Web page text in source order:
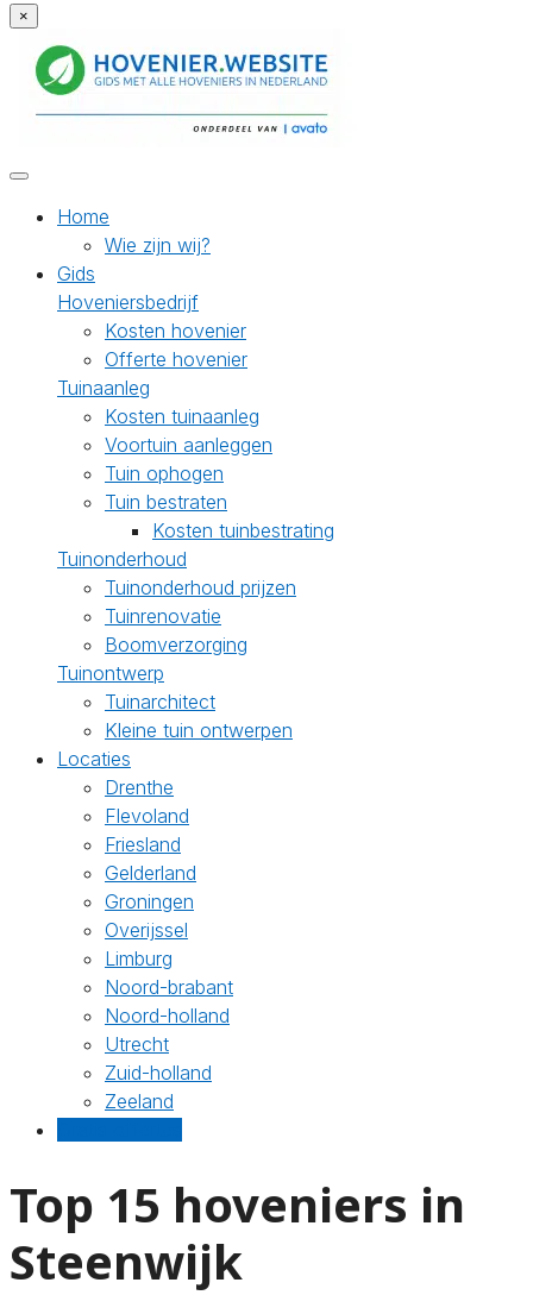
×
Home
Wie zijn wij?
Gids
Hoveniersbedrijf
Kosten hovenier
Offerte hovenier
Tuinaanleg
Kosten tuinaanleg
Voortuin aanleggen
Tuin ophogen
Tuin bestraten
Kosten tuinbestrating
Tuinonderhoud
Tuinonderhoud prijzen
Tuinrenovatie
Boomverzorging
Tuinontwerp
Tuinarchitect
Kleine tuin ontwerpen
Locaties
Drenthe
Flevoland
Friesland
Gelderland
Groningen
Overijssel
Limburg
Noord-brabant
Noord-holland
Utrecht
Zuid-holland
Zeeland
Top 15 hoveniers in
Steenwijk